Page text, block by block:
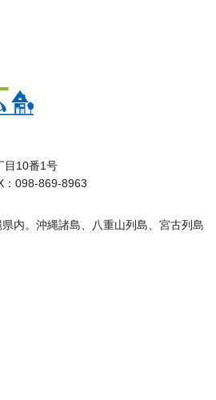
目10番1号
098-869-8963
内。沖縄諸島、八重山列島、宮古列島